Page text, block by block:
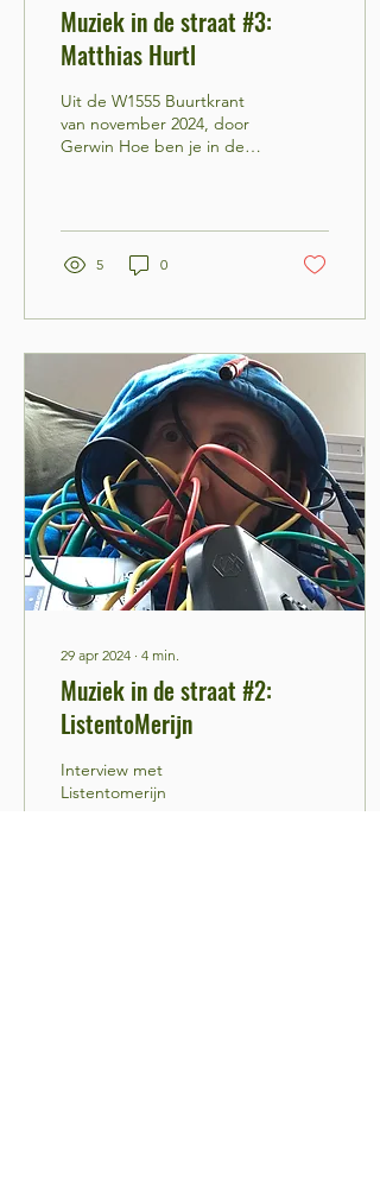
Muziek in de straat #3:
Matthias Hurtl
Uit de W1555 Buurtkrant
van november 2024, door
Gerwin Hoe ben je in de
5 0
29 apr 2024 ∙ 4 min.
Muziek in de straat #2:
ListentoMerijn
Interview met
Listentomerijn